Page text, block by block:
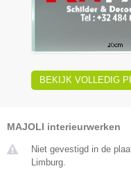
BEKIJK VOLLEDIG
MAJOLI interieurwerken
Niet gevestigd in de
Limburg.